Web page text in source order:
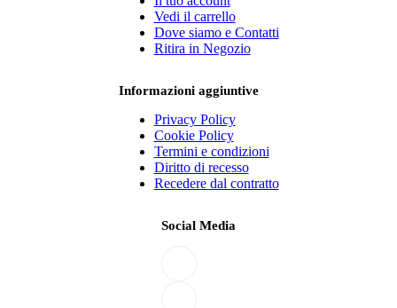
Vedi il carrello
Dove siamo e Contatti
Ritira in Negozio
Informazioni aggiuntive
Privacy Policy
Cookie Policy
Termini e condizioni
Diritto di recesso
Recedere dal contratto
Social Media